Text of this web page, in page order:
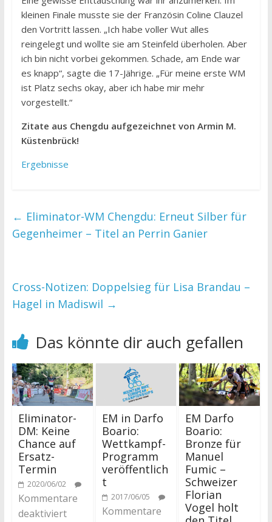
kleinen Finale musste sie der Französin Coline Clauzel
den Vortritt lassen. „Ich habe voller Wut alles
reingelegt und wollte sie am Steinfeld überholen. Aber
ich bin nicht vorbei gekommen. Schade, am Ende war
es knapp“, sagte die 17-Jährige. „Für meine erste WM
ist Platz sechs okay, aber ich habe mir mehr
vorgestellt.“
Zitate aus Chengdu aufgezeichnet von Armin M.
Küstenbrück!
Ergebnisse
← Eliminator-WM Chengdu: Erneut Silber für
Gegenheimer – Titel an Perrin Ganier
Cross-Notizen: Doppelsieg für Lisa Brandau –
Hagel in Madiswil →
Das könnte dir auch gefallen
Eliminator-
DM: Keine
Chance auf
Ersatz-
Termin
2020/06/02
Kommentare
deaktiviert
EM in Darfo
Boario:
Wettkampf-
Programm
veröffentlich
t
2017/06/05
Kommentare
EM Darfo
Boario:
Bronze für
Manuel
Fumic –
Schweizer
Florian
Vogel holt